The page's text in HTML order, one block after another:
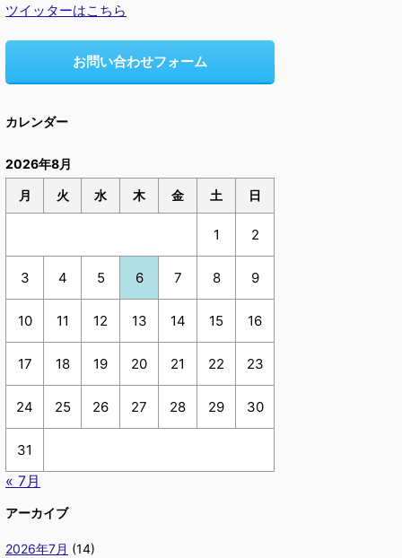
ツイッターはこちら
お問い合わせフォーム
カレンダー
2026年8月
月 火 水 木 金 土 日
1 2
3 4 5 6 7 8 9
10 11 12 13 14 15 16
17 18 19 20 21 22 23
24 25 26 27 28 29 30
31
« 7月
アーカイブ
2026年7月 (14)